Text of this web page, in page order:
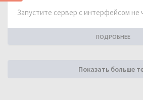
Запустите сервер с интерфейсом
ПОДРОБНЕЕ
Показать больше